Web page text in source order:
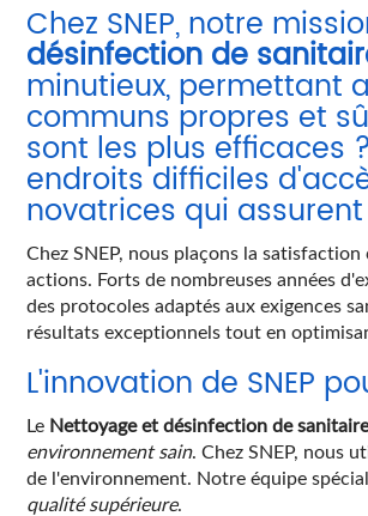
Chez SNEP, notre
désinfection de
minutieux, permettant
communs propres et
sont les plus efficaces
endroits difficiles
novatrices qui
Chez SNEP, nous plaçons la
actions. Forts de nombreuses années
des protocoles adaptés aux exigences
résultats exceptionnels tout en
L'innovation de SNEP
Le Nettoyage et désinfection de
environnement sain. Chez SNEP, nous
de l'environnement. Notre équipe
qualité supérieure.